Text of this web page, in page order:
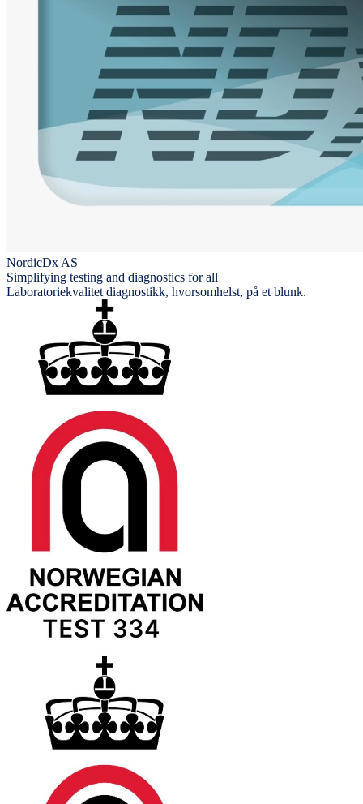
NordicDx AS
Simplifying testing and diagnostics for all
Laboratoriekvalitet diagnostikk, hvorsomhelst, på et blunk.